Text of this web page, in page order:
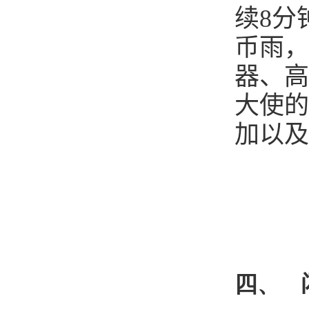
续8分
币雨
器、
大使
加以
四、